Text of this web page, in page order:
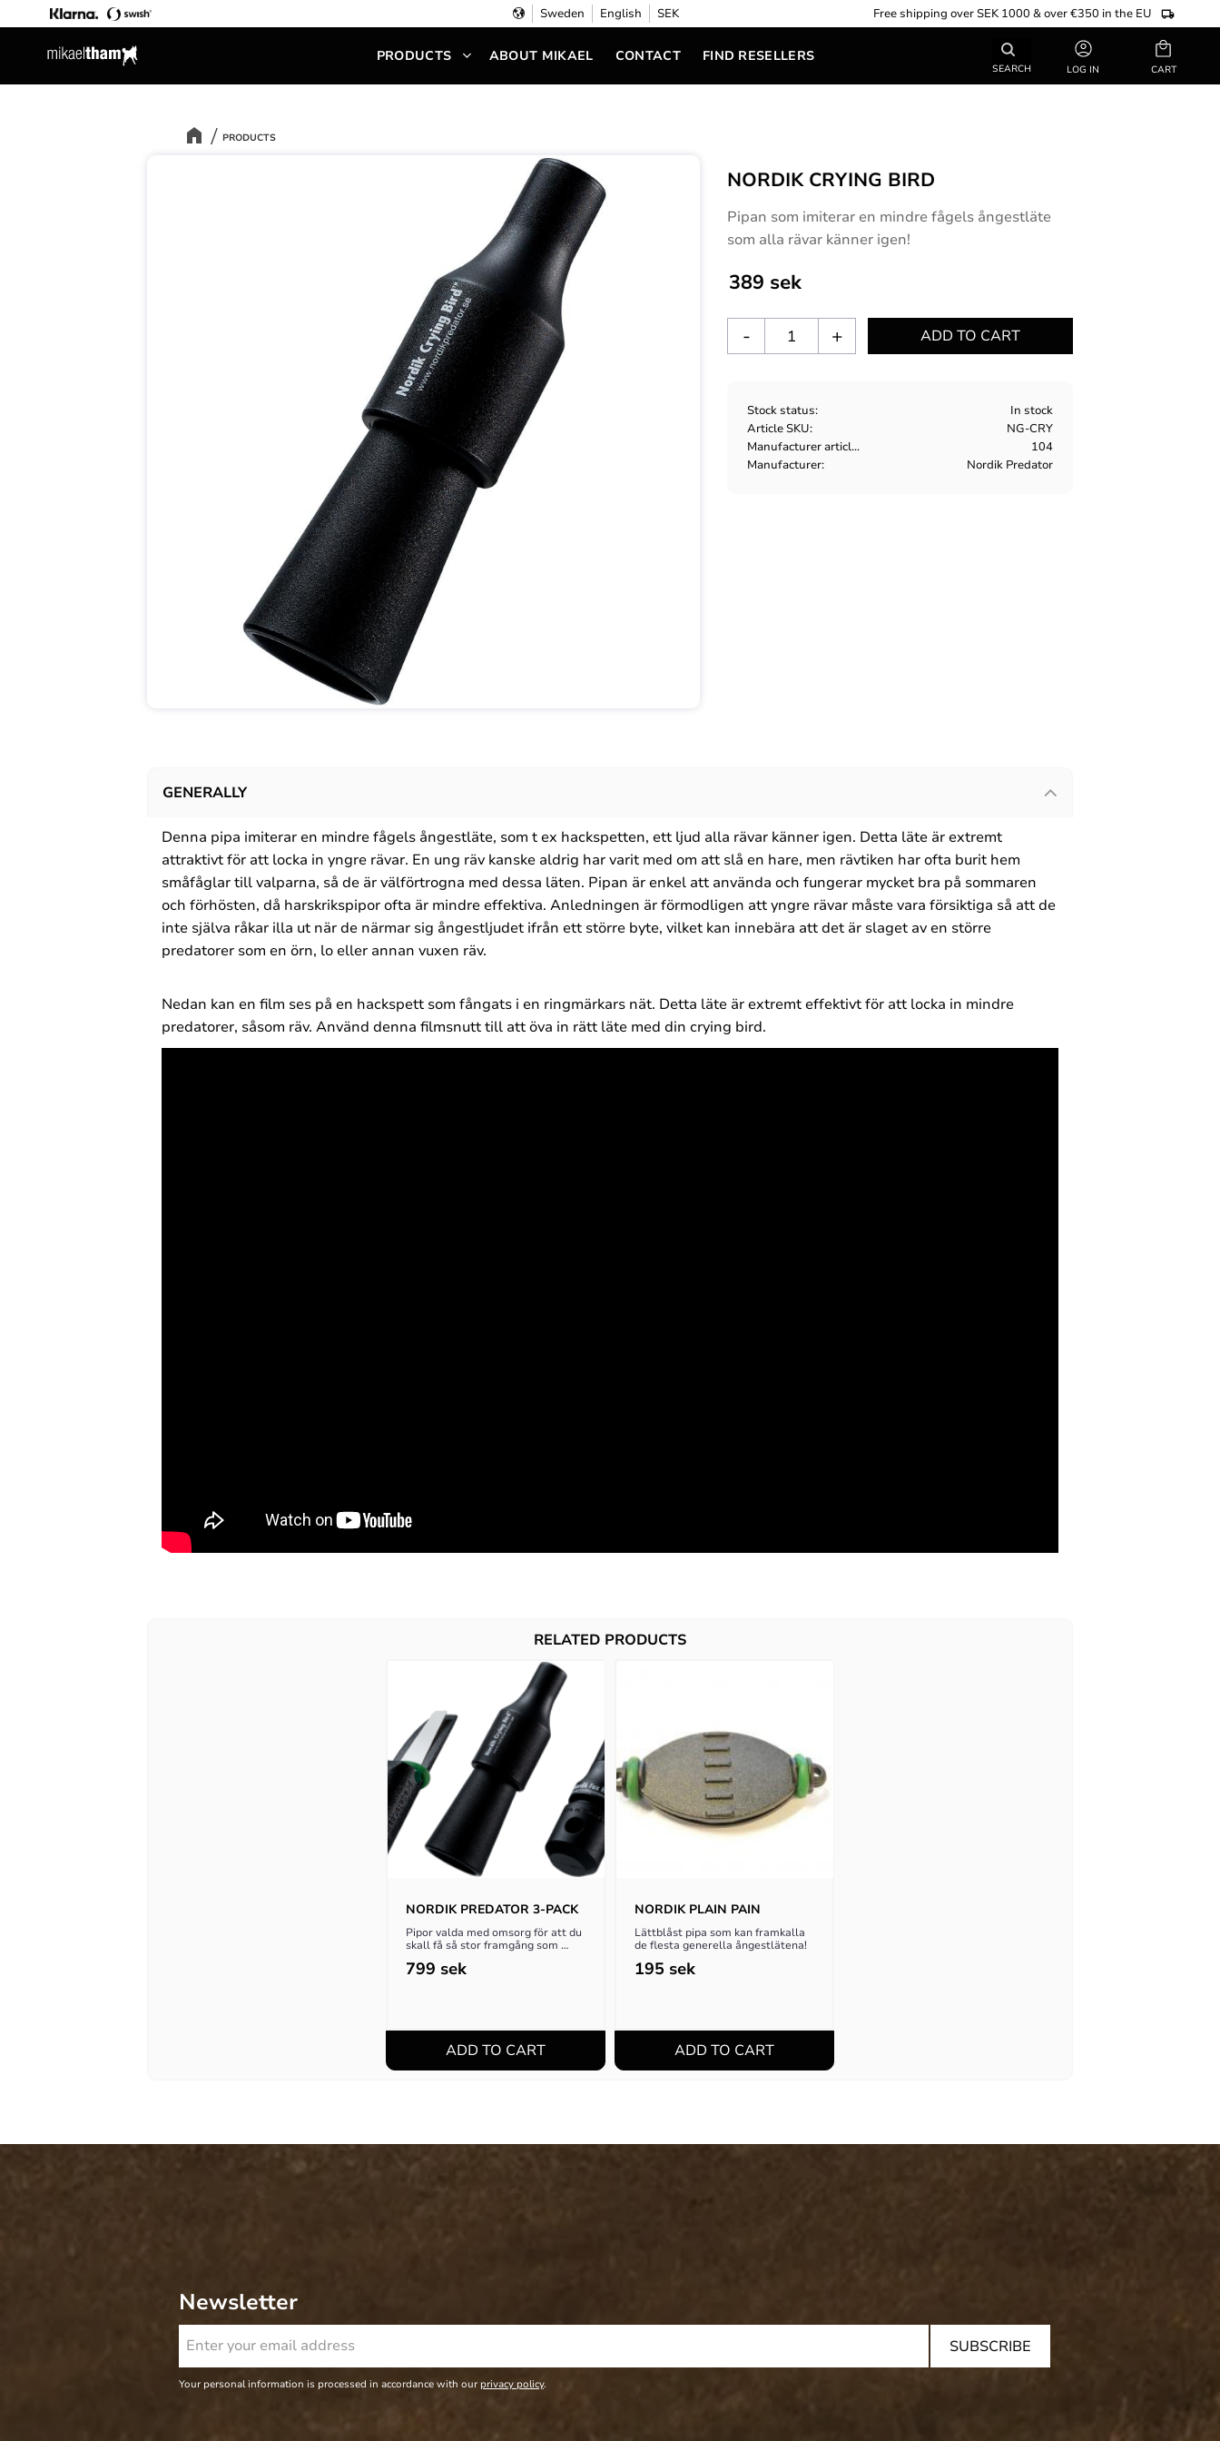
Sweden English SEK Free shipping over SEK 1000 & over €350 in the EU
SEARCH
PRODUCTS ABOUT MIKAEL CONTACT FIND RESELLERS
LOG IN
Basket
PRODUCTS
NORDIK CRYING BIRD
Pipan som imiterar en mindre fågels ångestläte
som alla rävar känner igen!
389 sek
+
-
Stock status
In stock
Article SKU
NG-CRY
Manufacturer article no
104
Manufacturer
Nordik Predator
GENERALLY
Denna pipa imiterar en mindre fågels ångestläte, som t ex hackspetten, ett ljud alla rävar känner igen. Detta läte är extremt
attraktivt för att locka in yngre rävar. En ung räv kanske aldrig har varit med om att slå en hare, men rävtiken har ofta burit hem
småfåglar till valparna, så de är välförtrogna med dessa läten. Pipan är enkel att använda och fungerar mycket bra på sommaren
och förhösten, då harskrikspipor ofta är mindre effektiva. Anledningen är förmodligen att yngre rävar måste vara försiktiga så att de
inte själva råkar illa ut när de närmar sig ångestljudet ifrån ett större byte, vilket kan innebära att det är slaget av en större
predatorer som en örn, lo eller annan vuxen räv.
Nedan kan en film ses på en hackspett som fångats i en ringmärkars nät. Detta läte är extremt effektivt för att locka in mindre
predatorer, såsom räv. Använd denna filmsnutt till att öva in rätt läte med din crying bird.
RELATED PRODUCTS
NORDIK PREDATOR 3-PACK
Pipor valda med omsorg för att du
skall få så stor framgång som
799 sek
NORDIK PLAIN PAIN
Lättblåst pipa som kan framkalla
de flesta generella ångestlätena!
195 sek
Newsletter
SUBSCRIBE
Your personal information is processed in accordance with our privacy policy.